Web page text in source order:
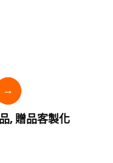
→
, 贈品客製化